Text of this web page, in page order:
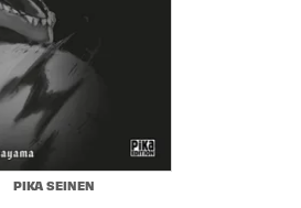
PIKA SEINEN